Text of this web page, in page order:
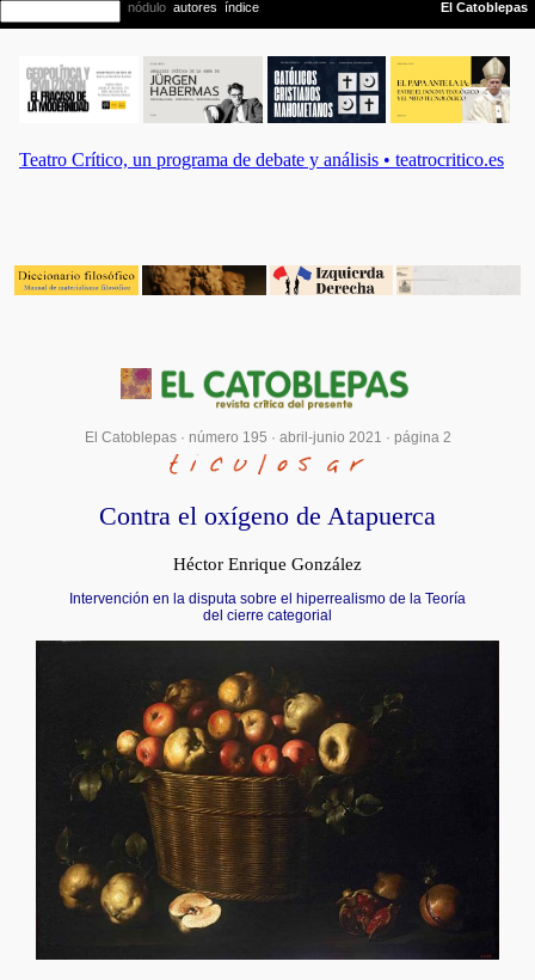
El Catoblepas · número 195 · abril-junio 2021 · página 2
Contra el oxígeno de Atapuerca
Héctor Enrique González
Intervención en la disputa sobre el hiperrealismo de la Teoría
del cierre categorial